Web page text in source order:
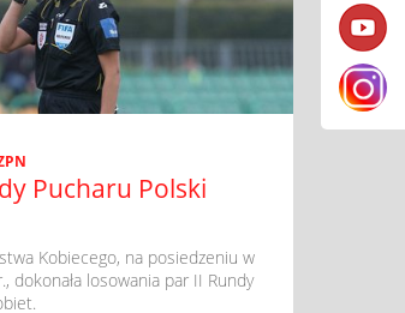
Pucharu Polski
Kobiecego, na posiedzeniu w
dokonała losowania par II Rundy